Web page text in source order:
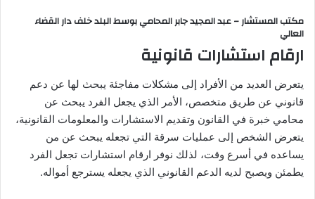
مكتب المستشار – عبد المجيد جابر المحامي بوسط البلد خلف دار القضاء
العالي
ارقام استشارات قانونية
يتعرض العديد من الأفراد إلى مشكلات مفاجئة يبحث لها عن دعم
قانوني عن طريق متخصص، الأمر الذي يجعل الفرد يبحث عن
محامي خبرة في القانون وتقديم الاستشارات والمعلومات القانونية،
يتعرض الشخص إلى عمليات سرقة التي تجعله يبحث عن من
يساعده في أسرع وقت، لذلك نوفر ارقام استشارات تجعل الفرد
يطمئن ويصبح لديه الدعم القانوني الذي يجعله يسترجع أمواله.